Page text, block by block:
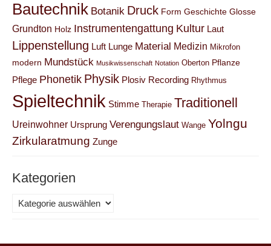
Bautechnik Botanik Druck Form Geschichte Glosse
Grundton Holz Instrumentengattung Kultur Laut
Lippenstellung Luft Lunge Material Medizin Mikrofon
modern Mundstück Musikwissenschaft Notation Oberton Pflanze
Pflege Phonetik Physik Plosiv Recording Rhythmus
Spieltechnik Stimme Therapie Traditionell
Ureinwohner Ursprung Verengungslaut Wange Yolngu
Zirkularatmung Zunge
Kategorien
Kategorien